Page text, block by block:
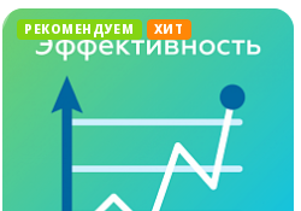
РЕКОМЕНДУЕМ ХИТ